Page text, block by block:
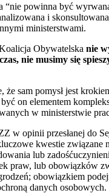
“nie powinna być
i
ministerstwami.
Obywatelska nie
nie musimy się
że sam pomysł jest
on elementem
w ministerstwie
w opinii przesłanej do
kwestie związane
lub
praw, lub obowiązków
obowiązkiem
danych osobowych.